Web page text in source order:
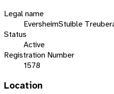
Legal name
EversheimStuible
Status
Active
Registration Number
1578
Location